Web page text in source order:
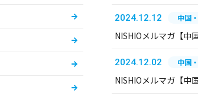
2024.12.12 中国
NISHIOメルマガ【中
2024.12.02 中国
NISHIOメルマガ【中